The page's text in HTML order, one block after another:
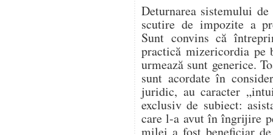
Deturnarea sistemului
scutire de impozite a
Sunt convins că
practică mizericordia pe
urmează sunt generice.
sunt acordate în
juridic, au caracter
exclusiv de subiect:
care l-a avut în îngrijire
milei a fost beneficiar